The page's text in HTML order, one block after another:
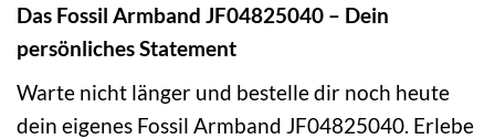
Das Fossil Armband JF04825040 – Dein
persönliches Statement
Warte nicht länger und bestelle dir noch heute
dein eigenes Fossil Armband JF04825040. Erlebe